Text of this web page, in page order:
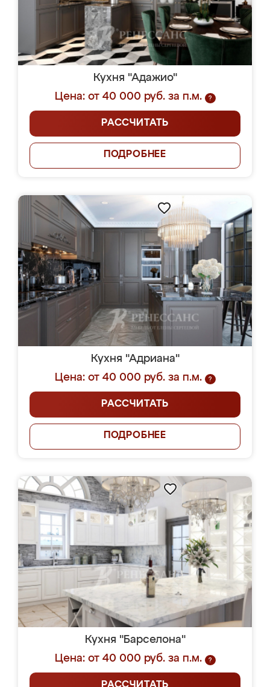
Кухня "Адажио"
Цена: от 40 000 руб. за п.м.
?
РАССЧИТАТЬ
ПОДРОБНЕЕ
Кухня "Адриана"
Цена: от 40 000 руб. за п.м.
?
РАССЧИТАТЬ
ПОДРОБНЕЕ
Кухня "Барселона"
Цена: от 40 000 руб. за п.м.
?